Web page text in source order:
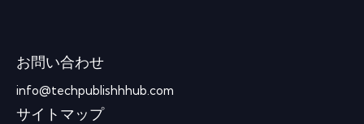
お問い合わせ
info@techpublishhhub.com
サイトマップ